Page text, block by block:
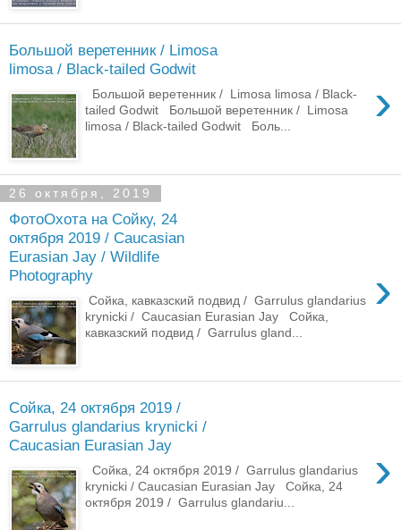
Большой веретенник / Limosa
limosa / Black-tailed Godwit
›
Большой веретенник / Limosa limosa / Black-
tailed Godwit Большой веретенник / Limosa
limosa / Black-tailed Godwit Боль...
26 октября, 2019
ФотоОхота на Сойку, 24
октября 2019 / Caucasian
Eurasian Jay / Wildlife
Photography
›
Сойка, кавказский подвид / Garrulus glandarius
krynicki / Caucasian Eurasian Jay Сойка,
кавказский подвид / Garrulus gland...
Сойка, 24 октября 2019 /
Garrulus glandarius krynicki /
Caucasian Eurasian Jay
›
Сойка, 24 октября 2019 / Garrulus glandarius
krynicki / Caucasian Eurasian Jay Сойка, 24
октября 2019 / Garrulus glandariu...